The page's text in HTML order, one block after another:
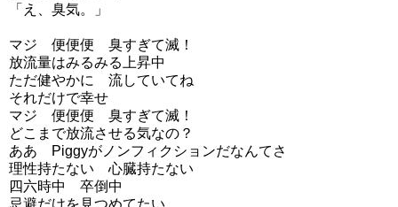
「え、臭気。」
マジ 便便便 臭すぎて滅！
放流量はみるみる上昇中
ただ健やかに 流していてね
それだけで幸せ
マジ 便便便 臭すぎて滅！
どこまで放流させる気なの？
ああ Piggyがノンフィクションだなんてさ
理性持たない 心臓持たない
四六時中 卒倒中
忌避だけを見つめてたい